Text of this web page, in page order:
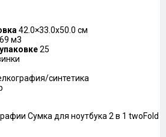
42.0×33.0x50.0 см
м3
25
синтетика
Сумка для ноутбука 2 в 1 twoFold